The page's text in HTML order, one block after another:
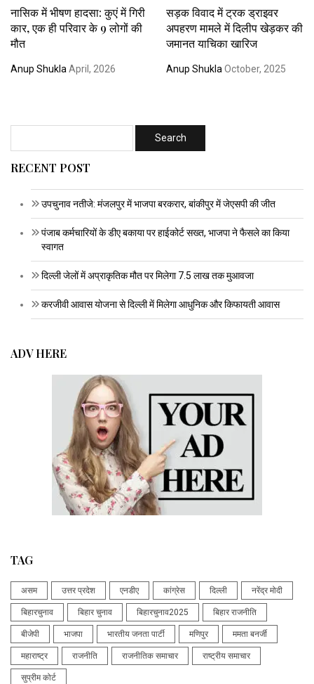
नासिक में भीषण हादसा: कुएं में गिरी
कार, एक ही परिवार के 9 लोगों की
मौत
Anup Shukla April, 2026
सड़क विवाद में ट्रक ड्राइवर
अपहरण मामले में दिलीप खेड़कर की
जमानत याचिका खारिज
Anup Shukla October, 2025
RECENT POST
उपचुनाव नतीजे: मंजलपुर में भाजपा बरकरार, बांकीपुर में जेएसपी की जीत
पंजाब कर्मचारियों के डीए बकाया पर हाईकोर्ट सख्त, भाजपा ने फैसले का किया
स्वागत
दिल्ली जेलों में अप्राकृतिक मौत पर मिलेगा 7.5 लाख तक मुआवजा
करजीवी आवास योजना से दिल्ली में मिलेगा आधुनिक और किफायती आवास
ADV HERE
TAG
असम उत्तर प्रदेश एनडीए कांग्रेस दिल्ली नरेंद्र मोदी
बिहारचुनाव बिहार चुनाव बिहारचुनाव2025 बिहार राजनीति
बीजेपी भाजपा भारतीय जनता पार्टी मणिपुर ममता बनर्जी
महाराष्ट्र राजनीति राजनीतिक समाचार राष्ट्रीय समाचार
सुप्रीम कोर्ट